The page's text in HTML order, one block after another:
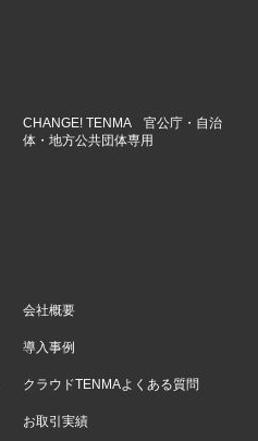
CHANGE! TENMA 官公庁・自治
体・地方公共団体専用
会社概要
導入事例
クラウドTENMAよくある質問
お取引実績